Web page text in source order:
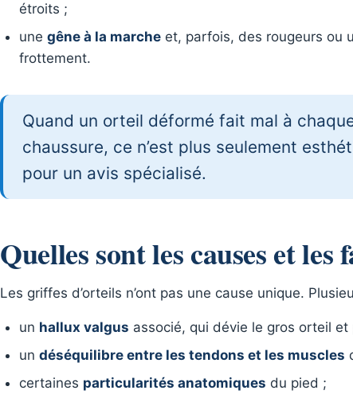
étroits ;
une gêne à la marcheet, parfois, des rougeurs ou
frottement.
Quand un orteil déformé fait mal à
chaussure, ce n’est plus seulement
pour un avis spécialisé.
Quelles sont les causes et les
Les griffes d’orteils n’ont pas une cause unique.
un hallux valgus associé, qui dévie le gros orteil
un déséquilibre entre les tendons et les muscles
certaines particularités anatomiques du pied ;